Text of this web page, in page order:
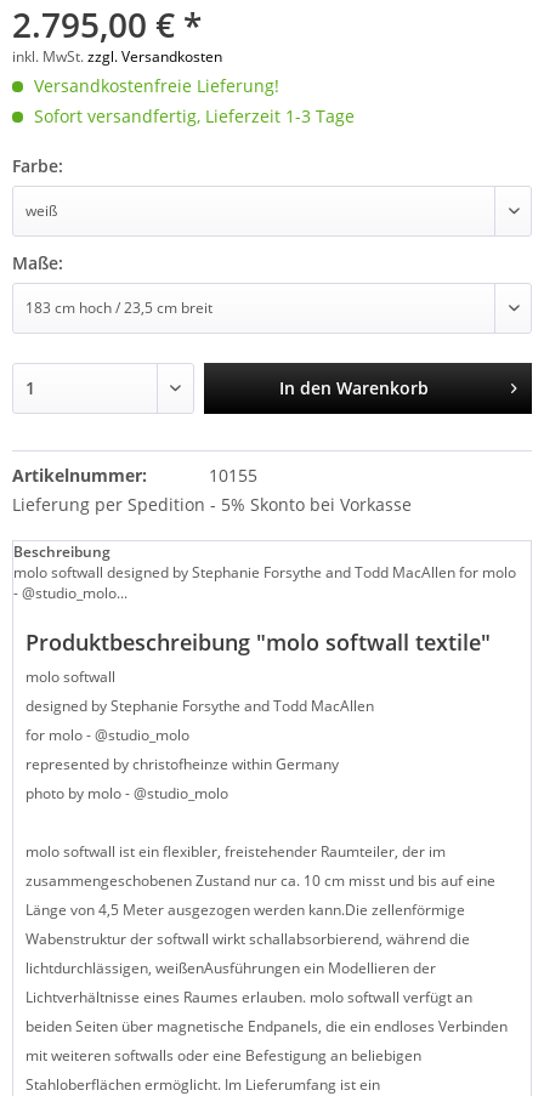
2.795,00 € *
inkl. MwSt.zzgl. Versandkosten
Versandkostenfreie Lieferung!
Sofort versandfertig, Lieferzeit 1-3 Tage
Farbe:
Maße:
In den Warenkorb
Artikelnummer:
10155
Lieferung per Spedition - 5% Skonto bei Vorkasse
Beschreibung
molo softwall designed by Stephanie Forsythe and Todd MacAllen for molo
- @studio_molo...
Produktbeschreibung "molo softwall textile"
molo softwall
designed by Stephanie Forsythe and Todd MacAllen
for molo - @studio_molo
represented by christofheinze within Germany
photo by molo - @studio_molo
molo softwall ist ein flexibler, freistehender Raumteiler, der im
zusammengeschobenen Zustand nur ca. 10 cm misst und bis auf eine
Länge von 4,5 Meter ausgezogen werden kann.Die zellenförmige
Wabenstruktur der softwall wirkt schallabsorbierend, während die
lichtdurchlässigen, weißenAusführungen ein Modellieren der
Lichtverhältnisse eines Raumes erlauben. molo softwall verfügt an
beiden Seiten über magnetische Endpanels, die ein endloses Verbinden
mit weiteren softwalls oder eine Befestigung an beliebigen
Stahloberflächen ermöglicht. Im Lieferumfang ist ein